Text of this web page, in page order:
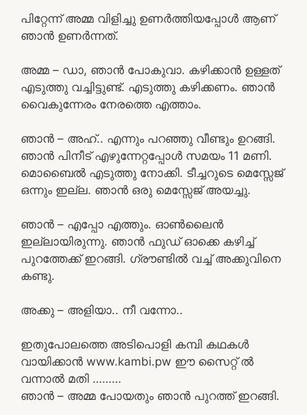
പിറ്റേന്ന് അമ്മ വിളിച്ചു ഉണർത്തിയപ്പോൾ ആണ്
ഞാൻ ഉണർന്നത്.
അമ്മ – ഡാ, ഞാൻ പോകുവാ. കഴിക്കാൻ ഉള്ളത്
എടുത്തു വച്ചിട്ടുണ്ട്. എടുത്തു കഴിക്കണം. ഞാൻ
വൈകുന്നേരം നേരത്തെ എത്താം.
ഞാൻ – അഹ്.. എന്നും പറഞ്ഞു വീണ്ടും ഉറങ്ങി.
ഞാൻ പിനീട് എഴുന്നേറ്റപ്പോൾ സമയം 11 മണി.
മൊബൈൽ എടുത്തു നോക്കി. ടീച്ചറുടെ മെസ്സേജ്
ഒന്നും ഇല്ല. ഞാൻ ഒരു മെസ്സേജ് അയച്ചു.
ഞാൻ – എപ്പോ എത്തും. ഓൺലൈൻ
ഇല്ലായിരുന്നു. ഞാൻ ഫുഡ്‌ ഓക്കെ കഴിച്ച്
പുറത്തേക്ക് ഇറങ്ങി. ഗ്രൗണ്ടിൽ വച്ച് അക്കുവിനെ
കണ്ടു.
അക്കു – അളിയാ.. നീ വന്നോ..
ഇതുപോലത്തെ അടിപൊളി കമ്പി കഥകൾ
വായിക്കാൻ www.kambi.pw ഈ സൈറ്റ് ൽ
വന്നാൽ മതി ………
ഞാൻ – അമ്മ പോയതും ഞാൻ പുറത്ത് ഇറങ്ങി.